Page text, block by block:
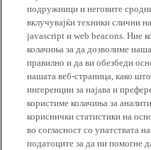
подружници и неговите
вклучувајќи техники слични
javascript и web beacons. Ние
колачиња за да дозволиме
правилно и да ви обезбеди
нашата веб-страница, како
ингеренции за најава и
користиме колачиња за
кориснички статистики на
во согласност со упатствата
податоците за да ни помогне